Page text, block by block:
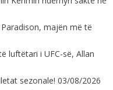
Paradison, majën më të
luftëtari i UFC-së, Allan
sezonale! 03/08/2026